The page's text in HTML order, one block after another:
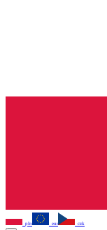
pln eur czk